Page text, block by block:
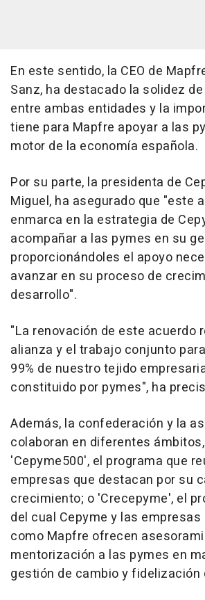
En este sentido, la CEO de
Sanz, ha destacado la solidez
entre ambas entidades y la
tiene para Mapfre apoyar a las
motor de la economía española.
Por su parte, la presidenta de
Miguel, ha asegurado que "este
enmarca en la estrategia de
acompañar a las pymes en su
proporcionándoles el apoyo
avanzar en su proceso de
desarrollo".
"La renovación de este acuerdo
alianza y el trabajo conjunto
99% de nuestro tejido
constituido por pymes", ha
Además, la confederación y la
colaboran en diferentes
'Cepyme500', el programa que
empresas que destacan por su
crecimiento; o 'Crecepyme', el
del cual Cepyme y las
como Mapfre ofrecen
mentorización a las pymes en
gestión de cambio y fidelización